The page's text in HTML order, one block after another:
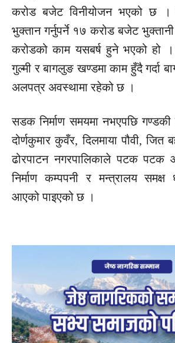
करोड बजेट विनीयोजन भएको छ
भुक्तान गर्नुपर्ने १७ करोड बजेट
करोडको काम यसबर्ष हुने भएको हो ।
गुल्मी र बागलुङ खण्डमा काम हुँदै गर्दा
अलपत्र अवस्थामा रहेको छ ।
सडक निर्माण समयमा नभएपछि
दोर्णकुमार कुवँर, दिलमाया पौवी, जित
ढोरपाटन नगरपालिकाले पटक पटक
निर्माण कम्पपनी र मन्त्रालय समक्ष
आएको पाइएको छ ।